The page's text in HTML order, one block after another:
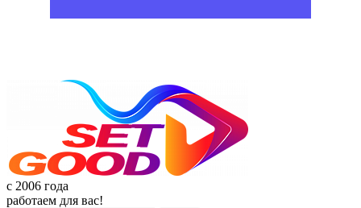
c 2006 года
работаем для вас!